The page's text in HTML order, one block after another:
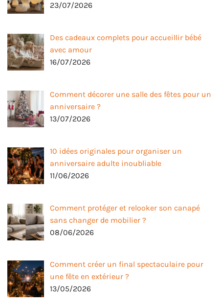
23/07/2026
Des cadeaux complets pour accueillir bébé
avec amour
16/07/2026
Comment décorer une salle des fêtes pour un
anniversaire ?
13/07/2026
10 idées originales pour organiser un
anniversaire adulte inoubliable
11/06/2026
Comment protéger et relooker son canapé
sans changer de mobilier ?
08/06/2026
Comment créer un final spectaculaire pour
une fête en extérieur ?
13/05/2026